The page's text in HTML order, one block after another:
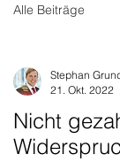
Alle Beiträge
Strafrecht
Nicht
Stephan
21. Okt. 2022